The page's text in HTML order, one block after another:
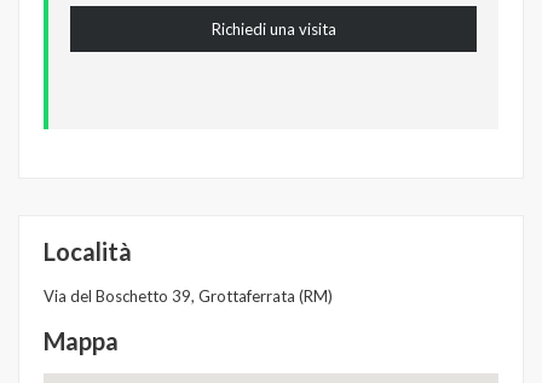
Località
Via del Boschetto 39, Grottaferrata (RM)
Mappa